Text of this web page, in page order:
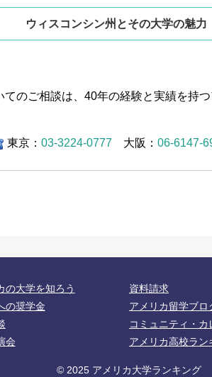
ウィスコンシン州とその大学の魅
のご相談は、40年の経験と実績を持
東京：03-3224-0777 大阪：06-6147-
の大学を知ろう
の奨学金
会
資料請求
アメリカ留学ブロ
コミュニティ・カ
アメリカ高校ラン
© 2025 アメリカ大学ランキング